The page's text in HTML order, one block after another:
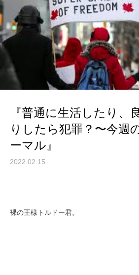
『普通に生活したり、
りしたら犯罪？〜今週
ーマル』
2022.02.15
裸の王様トルドー君。